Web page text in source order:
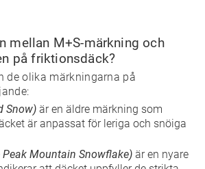
mellan M+S-märkning och
på friktionsdäck?
de olika märkningarna på
Snow) är en äldre märkning som
är anpassat för leriga och snöiga
Peak Mountain Snowflake) är en nyare